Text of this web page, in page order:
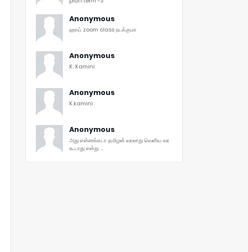
Anonymous
ஹாய் zoom class நடக்குமா
Anonymous
K. Kamini
Anonymous
K.kamini
Anonymous
அது என்னங்கடா தமிழன் வரலாறு வெளிய வர
கூடாது என்று ...